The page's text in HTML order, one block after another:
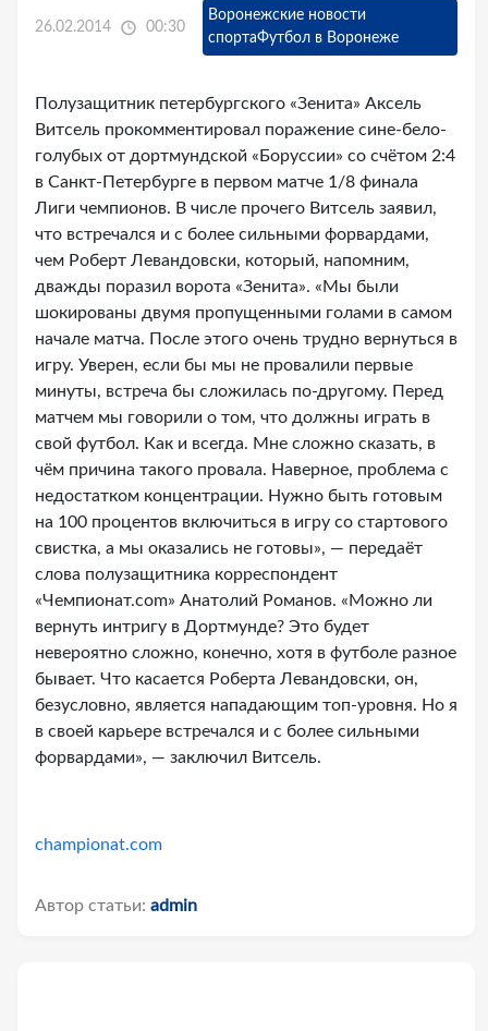
26.02.2014 00:30
Воронежские новости
спортаФутбол в Воронеже
Полузащитник петербургского «Зенита» Аксель
Витсель прокомментировал поражение сине-бело-
голубых от дортмундской «Боруссии» со счётом 2:4
в Санкт-Петербурге в первом матче 1/8 финала
Лиги чемпионов. В числе прочего Витсель заявил,
что встречался и с более сильными форвардами,
чем Роберт Левандовски, который, напомним,
дважды поразил ворота «Зенита». «Мы были
шокированы двумя пропущенными голами в самом
начале матча. После этого очень трудно вернуться в
игру. Уверен, если бы мы не провалили первые
минуты, встреча бы сложилась по-другому. Перед
матчем мы говорили о том, что должны играть в
свой футбол. Как и всегда. Мне сложно сказать, в
чём причина такого провала. Наверное, проблема с
недостатком концентрации. Нужно быть готовым
на 100 процентов включиться в игру со стартового
свистка, а мы оказались не готовы», — передаёт
слова полузащитника корреспондент
«Чемпионат.com» Анатолий Романов. «Можно ли
вернуть интригу в Дортмунде? Это будет
невероятно сложно, конечно, хотя в футболе разное
бывает. Что касается Роберта Левандовски, он,
безусловно, является нападающим топ-уровня. Но я
в своей карьере встречался и с более сильными
форвардами», — заключил Витсель.
championat.com
Автор статьи: admin